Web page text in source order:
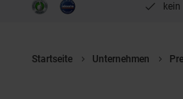
Startseite Unternehmen